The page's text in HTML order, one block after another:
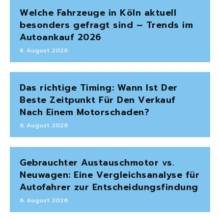
Welche Fahrzeuge in Köln aktuell
besonders gefragt sind – Trends im
Autoankauf 2026
8. August 2026
Das richtige Timing: Wann Ist Der
Beste Zeitpunkt Für Den Verkauf
Nach Einem Motorschaden?
6. August 2026
Gebrauchter Austauschmotor vs.
Neuwagen: Eine Vergleichsanalyse für
Autofahrer zur Entscheidungsfindung
6. August 2026